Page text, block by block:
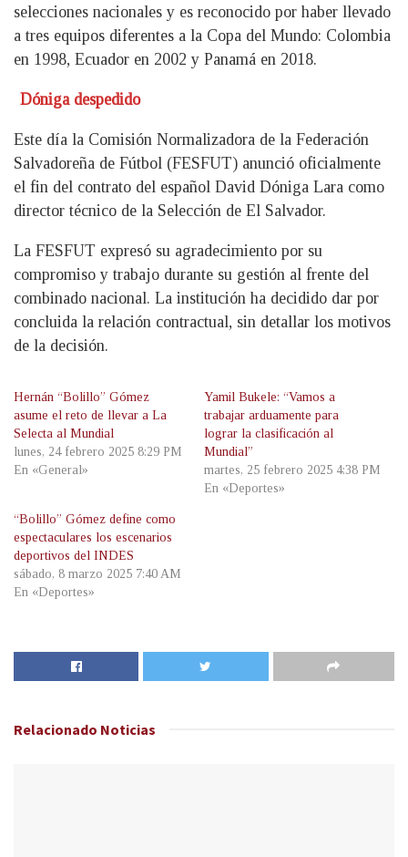
selecciones nacionales y es reconocido por haber llevado
a tres equipos diferentes a la Copa del Mundo: Colombia
en 1998, Ecuador en 2002 y Panamá en 2018.
Dóniga despedido
Este día la Comisión Normalizadora de la Federación
Salvadoreña de Fútbol (FESFUT) anunció oficialmente
el fin del contrato del español David Dóniga Lara como
director técnico de la Selección de El Salvador.
La FESFUT expresó su agradecimiento por su
compromiso y trabajo durante su gestión al frente del
combinado nacional. La institución ha decidido dar por
concluida la relación contractual, sin detallar los motivos
de la decisión.
Hernán “Bolillo” Gómez
asume el reto de llevar a La
Selecta al Mundial
lunes, 24 febrero 2025 8:29 PM
En «General»
Yamil Bukele: “Vamos a
trabajar arduamente para
lograr la clasificación al
Mundial”
martes, 25 febrero 2025 4:38 PM
En «Deportes»
“Bolillo” Gómez define como
espectaculares los escenarios
deportivos del INDES
sábado, 8 marzo 2025 7:40 AM
En «Deportes»
Relacionado Noticias